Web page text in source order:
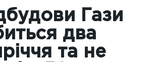
Гази
два
та не